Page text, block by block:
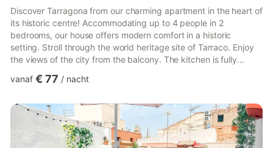
Discover Tarragona from our charming apartment in the heart of
its historic centre! Accommodating up to 4 people in 2
bedrooms, our house offers modern comfort in a historic
setting. Stroll through the world heritage site of Tarraco. Enjoy
the views of the city from the balcony. The kitchen is fully
shower. In addition, enjoy free Wi-Fi, air conditioning and a
Apartment is on a 2th floor without elevator. Normal situation in
Old Town buildings. Additional Tourist Tax: P...
vanaf € 77 / nacht